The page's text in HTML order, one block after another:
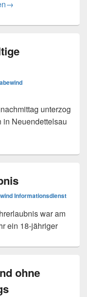
Fürherschein und
→
unterzog
Neuendettelsau
Informationsdienst
war am
ein 18-jähriger
ohne